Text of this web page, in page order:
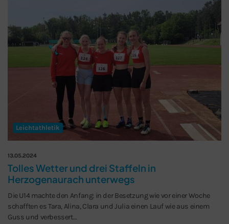
Leichtathletik
13.05.2024
Tolles Wetter und drei Staffeln in
Herzogenaurach unterwegs
Die U14 machte den Anfang: in der Besetzung wie vor einer Woche
schafften es Tara, Alina, Clara und Julia einen Lauf wie aus einem
Guss und verbessert…